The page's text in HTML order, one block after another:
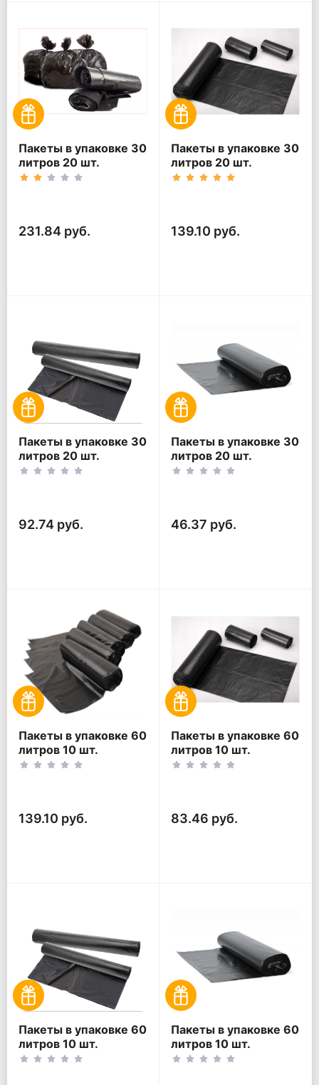
Пакеты в упаковке 30
литров 20 шт.
(20шт*5рул)
231.84 руб.
Пакеты в упаковке 30
литров 20 шт.
(20шт*3рул)
139.10 руб.
Пакеты в упаковке 30
литров 20 шт.
(20шт*2рул)
92.74 руб.
Пакеты в упаковке 30
литров 20 шт.
(20шт*1рул)
46.37 руб.
Пакеты в упаковке 60
литров 10 шт.
(10шт*5рул)
139.10 руб.
Пакеты в упаковке 60
литров 10 шт.
(10шт*3рул)
83.46 руб.
Пакеты в упаковке 60
литров 10 шт.
(10шт*2рул)
Пакеты в упаковке 60
литров 10 шт.
(10шт*1рул)